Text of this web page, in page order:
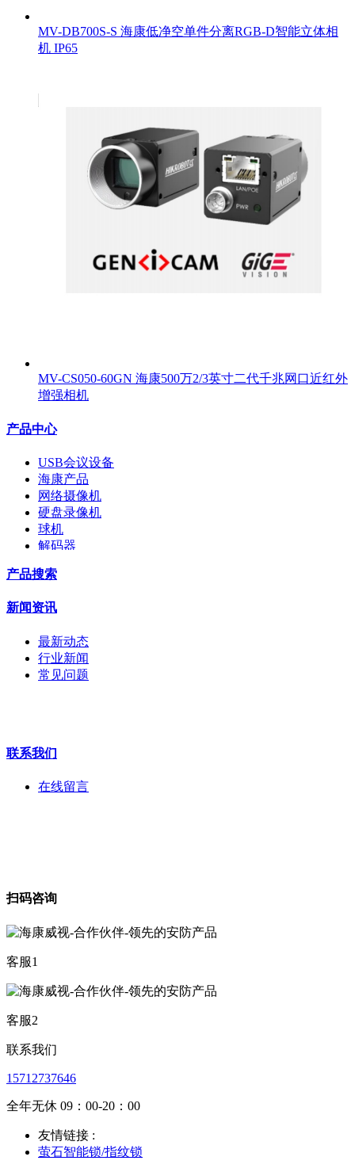
MV-DB700S-S 海康低净空单件分离RGB-D智能立体相
机 IP65
MV-CS050-60GN 海康500万2/3英寸二代千兆网口近红外
增强相机
产品中心
USB会议设备
海康产品
网络摄像机
硬盘录像机
球机
解码器
配件
拼接屏
安检门
工程宝
海康机器人
产品搜索
新闻资讯
最新动态
行业新闻
常见问题
联系我们
在线留言
扫码咨询
客服1
客服2
联系我们
15712737646
全年无休 09：00-20：00
友情链接 :
萤石智能锁/指纹锁